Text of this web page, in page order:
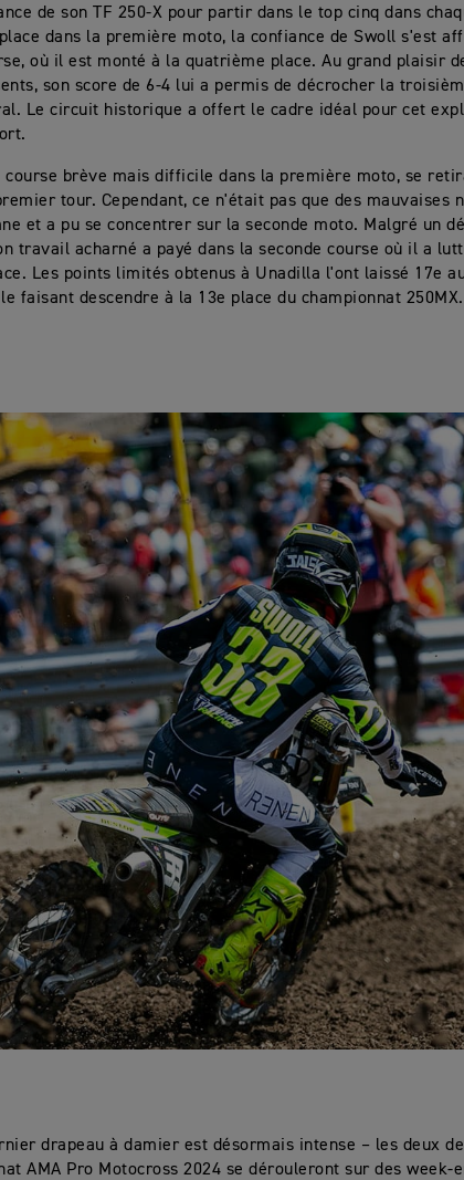
de son TF 250-X pour partir dans le top cinq dans
dans la première moto, la confiance de Swoll s'est
où il est monté à la quatrième place. Au grand plaisir
son score de 6-4 lui a permis de décrocher la
Le circuit historique a offert le cadre idéal pour cet
course brève mais difficile dans la première moto, se
tour. Cependant, ce n'était pas que des mauvaises
et a pu se concentrer sur la seconde moto. Malgré un
travail acharné a payé dans la seconde course où il a
Les points limités obtenus à Unadilla l'ont laissé 17e
faisant descendre à la 13e place du championnat 250MX.
drapeau à damier est désormais intense – les deux
AMA Pro Motocross 2024 se dérouleront sur des week-